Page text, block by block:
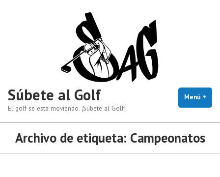
Súbete al Golf
El golf se está moviendo. ¡Súbete al Golf!
Menú +
Archivo de etiqueta: Campeonatos